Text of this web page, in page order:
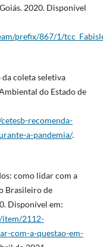
2020. Disponível
prefix/867/1/
da coleta seletiva
do Estado de
recomenda-
a-pandemia/.
como lidar com a
Brasileiro de
Disponível em:
item/2112-
com-a-questao-em-